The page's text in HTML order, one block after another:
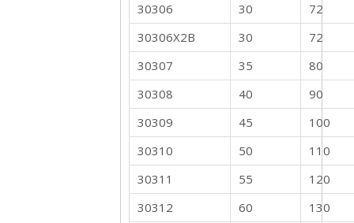
30306
30
72
30306X2B
30
72
30307
35
80
30308
40
90
30309
45
100
30310
50
110
30311
55
120
30312
60
130